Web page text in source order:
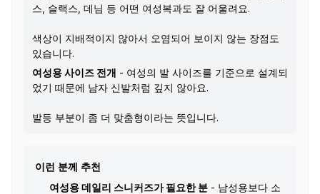
스, 슬랙스, 데님 등 어떤 여성복과도 잘 어울려요.
색상이 지배적이지 않아서 오염되어 보이지 않는 장점도
있습니다.
여성용 사이즈 전개 - 여성의 발 사이즈를 기준으로 설계되
었기 때문에 남자 신발처럼 깊지 않아요.
발등 부분이 좀 더 맞춤형이라는 뜻입니다.
이런 분께 추천
여성용 데일리 스니커즈가 필요한 분 - 남성용보다 소